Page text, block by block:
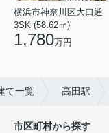
横浜市神奈川区大口通
3SK (58.62㎡)
1,780万円
て一覧 高田駅
市区町村から探す